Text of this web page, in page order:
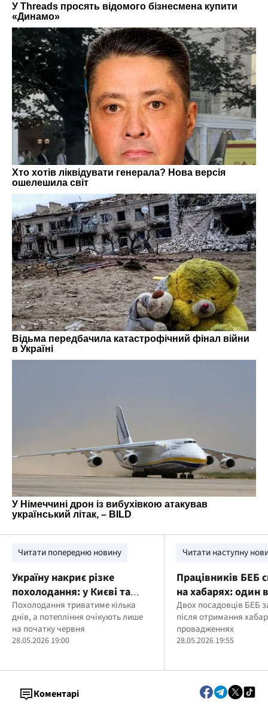
Читати попередню новину
Україну накриє різке
похолодання: у Києві та
областях прогнозують
грози, град та сильний
вітер
Похолодання триватиме кілька
днів, а потепління очікують лише
на початку червня
28.05.2026 19:00
Читати наступну
Працівників БЕБ
на хабарях: один
$15 тисяч, інший
"винагороду" за
Двох посадовців БЕБ
після отримання
провадженнях
28.05.2026 19:55
Коментарі